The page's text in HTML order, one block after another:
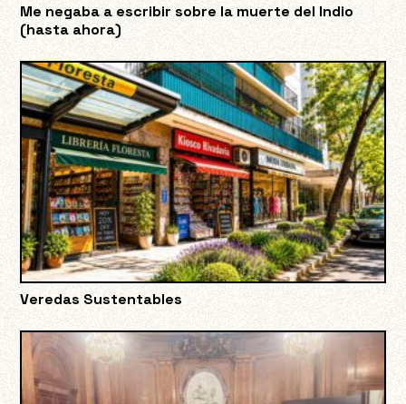
Me negaba a escribir sobre la muerte del Indio
(hasta ahora)
Veredas Sustentables